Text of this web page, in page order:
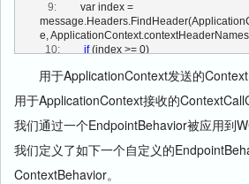
   9:
         var index =
e,
  10:
if (index >= 0)
  12:
             ApplicationContext.Current =
  13:
         }
  14:
return null;
  15:
     }
  16:
}
用于ApplicationContext发送的
用于ApplicationContext接收的
我们通过一个EndpointBehavior被应用到
我们定义了如下一个自定义的
ContextBehavior。